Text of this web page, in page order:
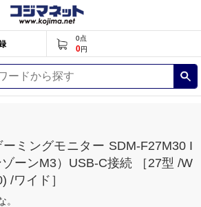
0点
0円
ミングモニター SDM-F27M30 I
ーンM3）USB-C接続 ［27型 /W
/ワイド］
。